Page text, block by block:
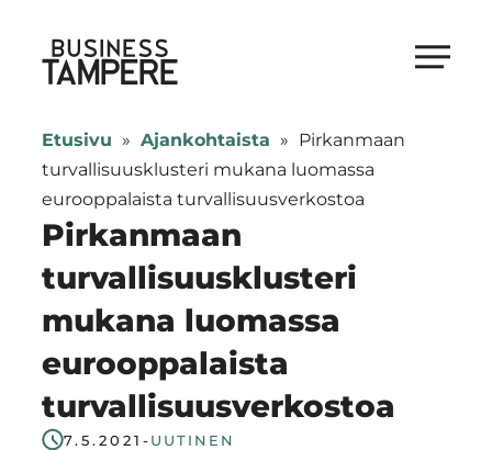
suoraan
sisältöön
Business Tampere
Tampere
supports
talents,
investors
entrepreneurs
in
a
smooth
start
Etusivu » Ajankohtaista » Pirkanmaan
turvallisuusklusteri mukana luomassa
eurooppalaista turvallisuusverkostoa
Pirkanmaan
turvallisuusklusteri
mukana luomassa
eurooppalaista
turvallisuusverkostoa
7.5.2021 -UUTINEN